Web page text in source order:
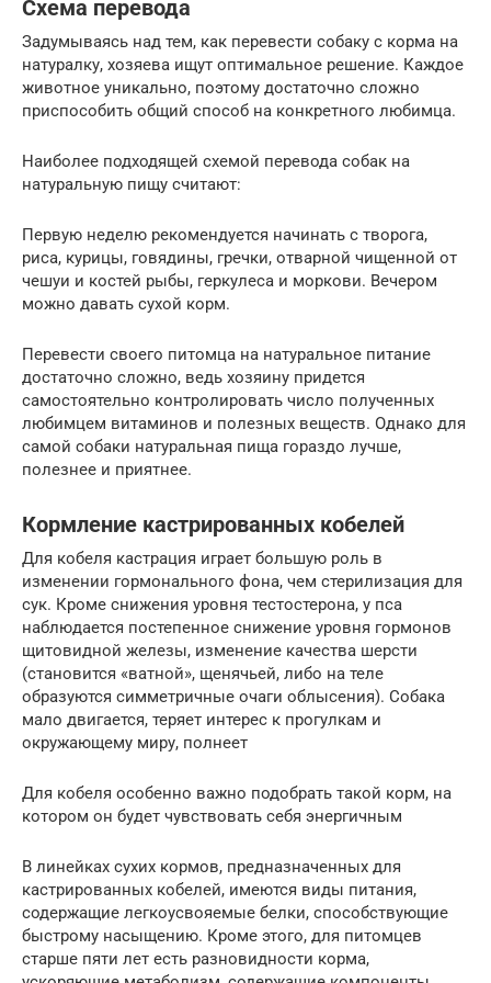
Схема перевода
Задумываясь над тем, как перевести собаку с корма на
натуралку, хозяева ищут оптимальное решение. Каждое
животное уникально, поэтому достаточно сложно
приспособить общий способ на конкретного любимца.
Наиболее подходящей схемой перевода собак на
натуральную пищу считают:
Первую неделю рекомендуется начинать с творога,
риса, курицы, говядины, гречки, отварной чищенной от
чешуи и костей рыбы, геркулеса и моркови. Вечером
можно давать сухой корм.
Перевести своего питомца на натуральное питание
достаточно сложно, ведь хозяину придется
самостоятельно контролировать число полученных
любимцем витаминов и полезных веществ. Однако для
самой собаки натуральная пища гораздо лучше,
полезнее и приятнее.
Кормление кастрированных кобелей
Для кобеля кастрация играет большую роль в
изменении гормонального фона, чем стерилизация для
сук. Кроме снижения уровня тестостерона, у пса
наблюдается постепенное снижение уровня гормонов
щитовидной железы, изменение качества шерсти
(становится «ватной», щенячьей, либо на теле
образуются симметричные очаги облысения). Собака
мало двигается, теряет интерес к прогулкам и
окружающему миру, полнеет
Для кобеля особенно важно подобрать такой корм, на
котором он будет чувствовать себя энергичным
В линейках сухих кормов, предназначенных для
кастрированных кобелей, имеются виды питания,
содержащие легкоусвояемые белки, способствующие
быстрому насыщению. Кроме этого, для питомцев
старше пяти лет есть разновидности корма,